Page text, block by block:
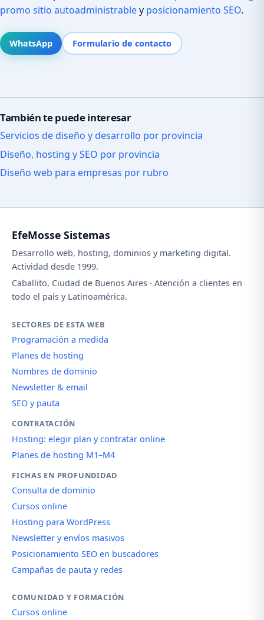
promo sitio autoadministrabley posicionamiento SEO.
WhatsApp Formulario de contacto
También te puede interesar
Servicios de diseño y desarrollo por provincia
Diseño, hosting y SEO por provincia
Diseño web para empresas por rubro
EfeMosse Sistemas
Desarrollo web, hosting, dominios y marketing digital.
Actividad desde 1999.
Caballito, Ciudad de Buenos Aires · Atención a clientes en
todo el país y Latinoamérica.
SECTORES DE ESTA WEB
Programación a medida
Planes de hosting
Nombres de dominio
Newsletter & email
SEO y pauta
CONTRATACIÓN
Hosting: elegir plan y contratar online
Planes de hosting M1–M4
FICHAS EN PROFUNDIDAD
Consulta de dominio
Cursos online
Hosting para WordPress
Newsletter y envíos masivos
Posicionamiento SEO en buscadores
Campañas de pauta y redes
COMUNIDAD Y FORMACIÓN
Cursos online